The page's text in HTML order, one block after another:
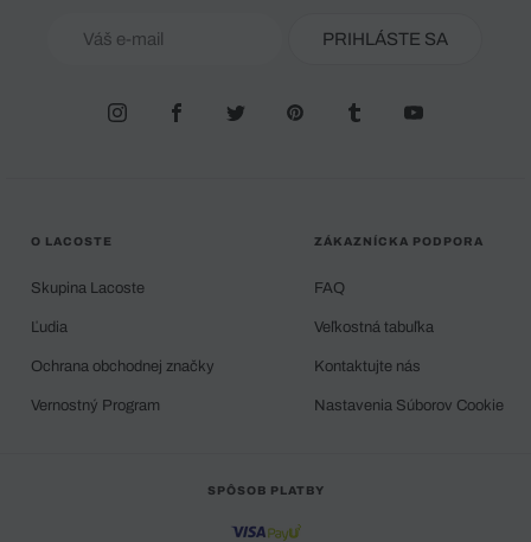
PRIHLÁSTE SA
O LACOSTE
Skupina Lacoste
Ľudia
Ochrana obchodnej značky
Vernostný Program
ZÁKAZNÍCKA PODPORA
FAQ
Veľkostná tabuľka
Kontaktujte nás
Nastavenia Súborov Cookie
SPÔSOB PLATBY